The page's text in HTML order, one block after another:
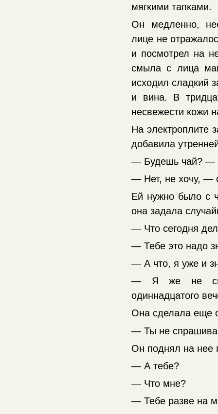
мягкими тапками.
Он медленно,
лице не
и посмотрел на
смыла с лица
исходил сладкий
и вина. В
несвежести кожи
На электроплите
добавила
— Будешь чай? —
— Нет, не хочу, —
Ей нужно было с
она задала
— Что сегодня
— Тебе это надо
— А что, я уже и
— Я же не
одиннадцатого
Она сделала еще
— Ты не
Он поднял на нее
— А тебе?
— Что мне?
— Тебе разве на